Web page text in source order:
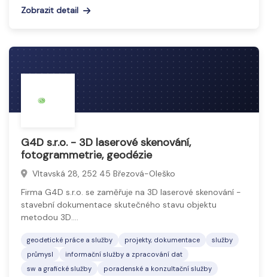
Zobrazit detail
G4D s.r.o. - 3D laserové skenování,
fotogrammetrie, geodézie
Vltavská 28, 252 45 Březová-Oleško
Firma G4D s.r.o. se zaměřuje na 3D laserové skenování -
stavební dokumentace skutečného stavu objektu
metodou 3D.…
geodetické práce a služby projekty, dokumentace
služby
průmysl
informační služby a zpracování dat
sw a grafické služby
poradenské a konzultační služby